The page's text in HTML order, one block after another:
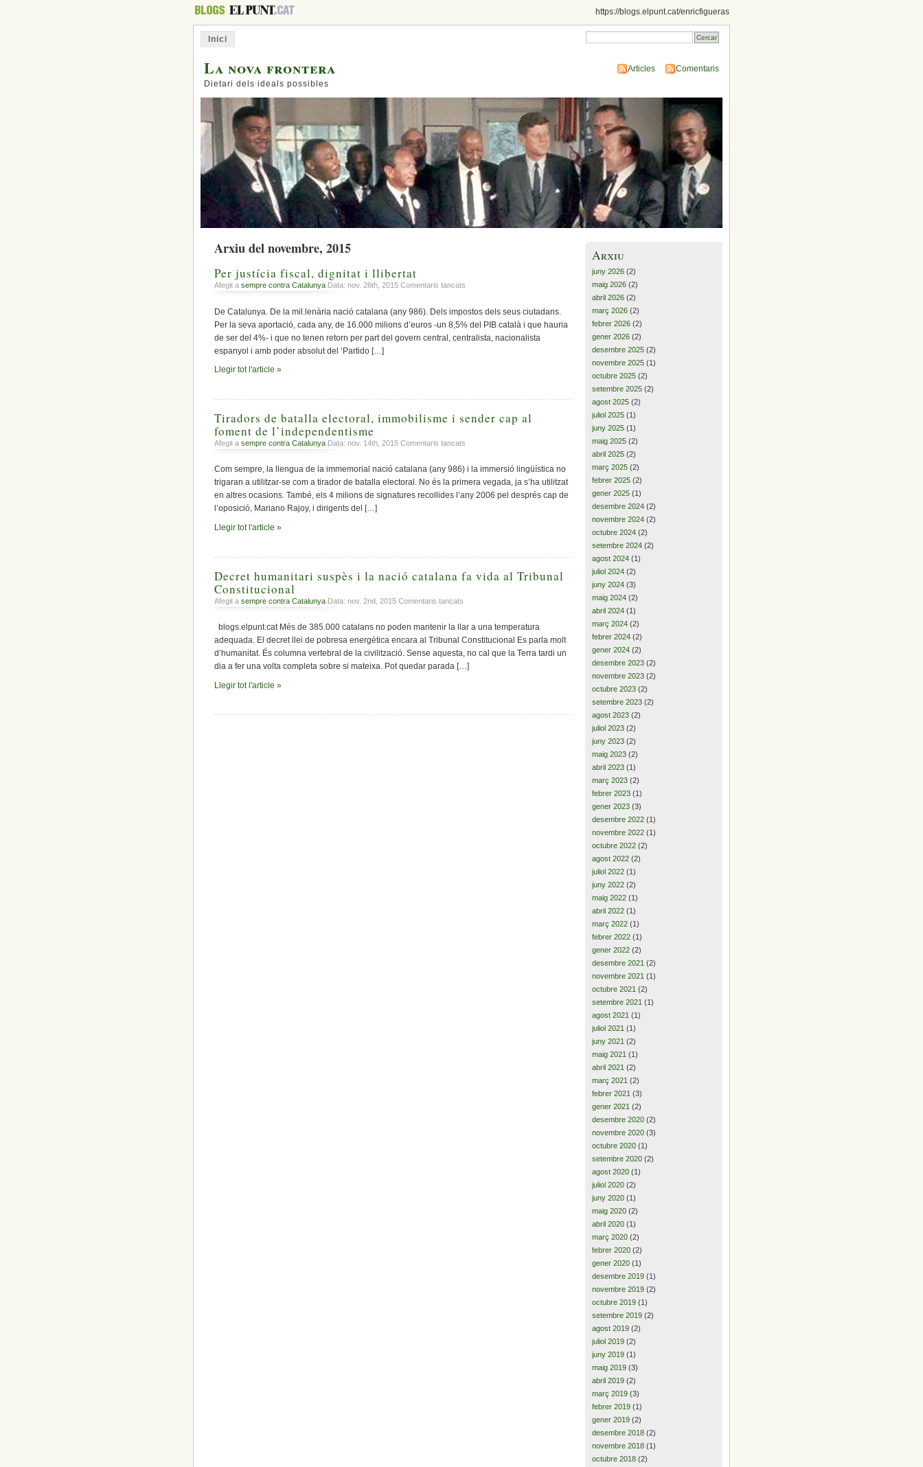
https://blogs.elpunt.cat/enricfigueras
Inici
La nova frontera
Dietari dels ideals possibles
Articles Comentaris
Arxiu del novembre, 2015
Per justícia fiscal, dignitat i llibertat
Afegit a sempre contra Catalunya Data: nov. 26th, 2015 Comentaris tancats
justícia
i
De Catalunya. De la mil.lenària nació catalana (any 986). Dels impostos dels seus ciutadans.
Per la seva aportació, cada any, de 16.000 milions d’euros -un 8,5% del PIB català i que hauria
de ser del 4%- i que no tenen retorn per part del govern central, centralista, nacionalista
espanyol i amb poder absolut del ‘Partido […]
Llegir tot l'article »
Tiradors de batalla electoral, immobilisme i sender cap al
foment de l’independentisme
Afegit a sempre contra Catalunya Data: nov. 14th, 2015 Comentaris tancats
de
electoral,
immobilisme
foment
de
l’independentisme
Com sempre, la llengua de la immemorial nació catalana (any 986) i la immersió lingüística no
trigaran a utilitzar-se com a tirador de batalla electoral. No és la primera vegada, ja s’ha utilitzat
en altres ocasions. També, els 4 milions de signatures recollides l’any 2006 pel després cap de
l’oposició, Mariano Rajoy, i dirigents del […]
Llegir tot l'article »
Decret humanitari suspès i la nació catalana fa vida al Tribunal
Constitucional
Afegit a sempre contra Catalunya Data: nov. 2nd, 2015 Comentaris tancats
humanitari
suspès
la
nació
al
blogs.elpunt.cat Més de 385.000 catalans no poden mantenir la llar a una temperatura
adequada. El decret llei de pobresa energètica encara al Tribunal Constitucional Es parla molt
d’humanitat. És columna vertebral de la civilització. Sense aquesta, no cal que la Terra tardi un
dia a fer una volta completa sobre si mateixa. Pot quedar parada […]
Llegir tot l'article »
Arxiu
juny 2026 (2)
maig 2026 (2)
abril 2026 (2)
març 2026 (2)
febrer 2026 (2)
gener 2026 (2)
desembre 2025 (2)
novembre 2025 (1)
octubre 2025 (2)
setembre 2025 (2)
agost 2025 (2)
juliol 2025 (1)
juny 2025 (1)
maig 2025 (2)
abril 2025 (2)
març 2025 (2)
febrer 2025 (2)
gener 2025 (1)
desembre 2024 (2)
novembre 2024 (2)
octubre 2024 (2)
setembre 2024 (2)
agost 2024 (1)
juliol 2024 (2)
juny 2024 (3)
maig 2024 (2)
abril 2024 (1)
març 2024 (2)
febrer 2024 (2)
gener 2024 (2)
desembre 2023 (2)
novembre 2023 (2)
octubre 2023 (2)
setembre 2023 (2)
agost 2023 (2)
juliol 2023 (2)
juny 2023 (2)
maig 2023 (2)
abril 2023 (1)
març 2023 (2)
febrer 2023 (1)
gener 2023 (3)
desembre 2022 (1)
novembre 2022 (1)
octubre 2022 (2)
agost 2022 (2)
juliol 2022 (1)
juny 2022 (2)
maig 2022 (1)
abril 2022 (1)
març 2022 (1)
febrer 2022 (1)
gener 2022 (2)
desembre 2021 (2)
novembre 2021 (1)
octubre 2021 (2)
setembre 2021 (1)
agost 2021 (1)
juliol 2021 (1)
juny 2021 (2)
maig 2021 (1)
abril 2021 (2)
març 2021 (2)
febrer 2021 (3)
gener 2021 (2)
desembre 2020 (2)
novembre 2020 (3)
octubre 2020 (1)
setembre 2020 (2)
agost 2020 (1)
juliol 2020 (2)
juny 2020 (1)
maig 2020 (2)
abril 2020 (1)
març 2020 (2)
febrer 2020 (2)
gener 2020 (1)
desembre 2019 (1)
novembre 2019 (2)
octubre 2019 (1)
setembre 2019 (2)
agost 2019 (2)
juliol 2019 (2)
juny 2019 (1)
maig 2019 (3)
abril 2019 (2)
març 2019 (3)
febrer 2019 (1)
gener 2019 (2)
desembre 2018 (2)
novembre 2018 (1)
octubre 2018 (2)